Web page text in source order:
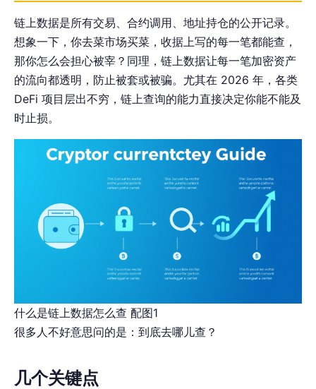
链上数据是所有交易、合约调用、地址持仓的公开记录。
想象一下，你去菜市场买菜，收据上写的每一笔都能查，
那你怎么会担心被宰？同理，链上数据让每一笔加密资产
的流向都透明，防止被套或被骗。尤其在 2026 年，各类
DeFi 项目层出不穷，链上查询的能力直接决定你能不能及
时止损。
什么是链上数据怎么查 配图1
很多人不好意思问的是：到底去哪儿查？
几个关键点